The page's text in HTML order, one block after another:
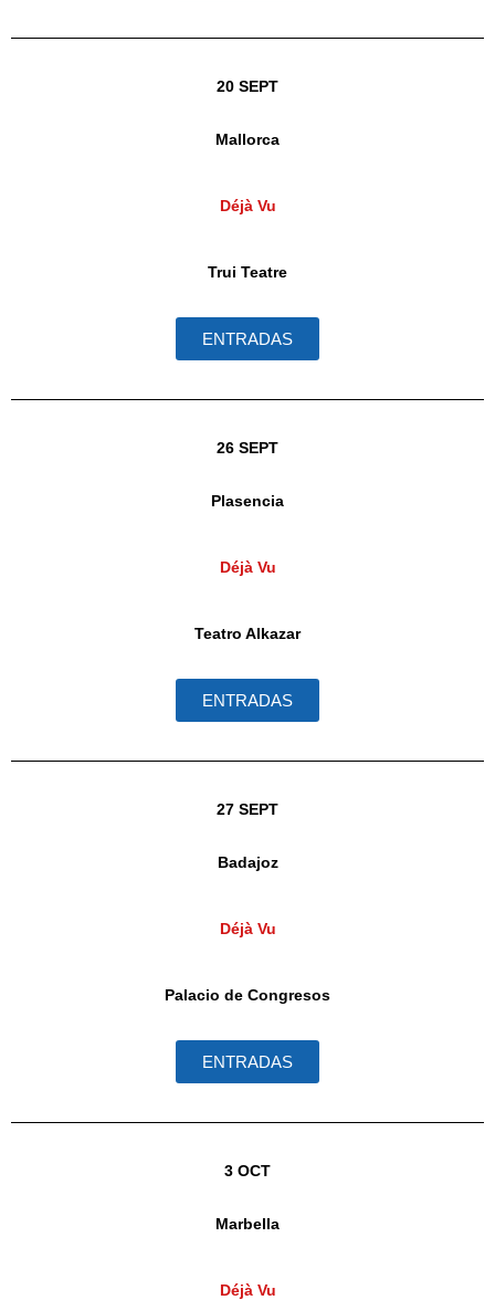
20 SEPT
Mallorca
Déjà Vu
Trui Teatre
ENTRADAS
26 SEPT
Plasencia
Déjà Vu
Teatro Alkazar
ENTRADAS
27 SEPT
Badajoz
Déjà Vu
Palacio de Congresos
ENTRADAS
3 OCT
Marbella
Déjà Vu